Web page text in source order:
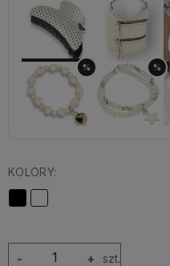
% %
KOLORY:
+
- szt.